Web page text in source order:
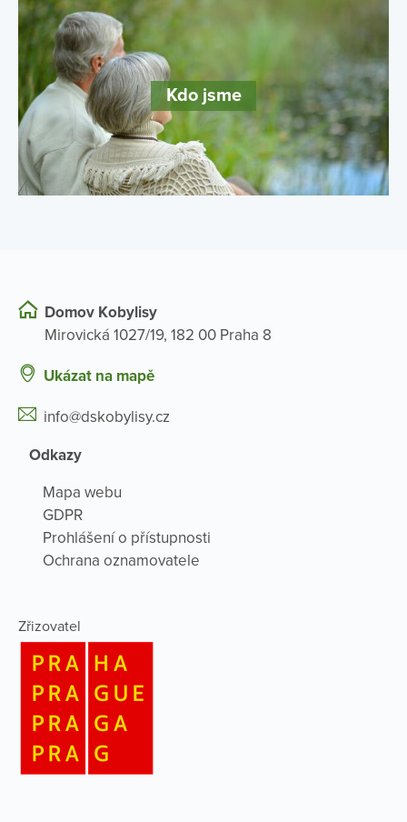
Kdo jsme
Domov Kobylisy
Mirovická 1027/19, 182 00 Praha 8
Ukázat na mapě
info@dskobylisy.cz
Odkazy
Mapa webu
GDPR
Prohlášení o přístupnosti
Ochrana oznamovatele
Zřizovatel